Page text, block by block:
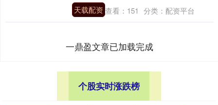
天载配资 查看： 151 分类： 配资平台
一鼎盈文章已加载完成
个股实时涨跌榜